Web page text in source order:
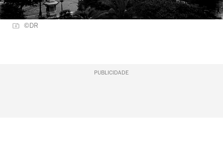
©DR
PUBLICIDADE